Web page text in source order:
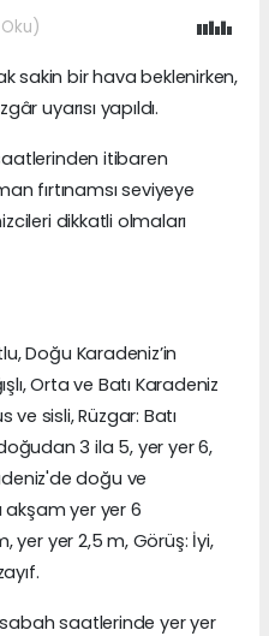
sakin bir hava beklenirken,
uyarısı yapıldı.
itibaren
fırtınamsı seviyeye
dikkatli olmaları
Doğu Karadeniz’in
Orta ve Batı Karadeniz
sisli, Rüzgar: Batı
3 ila 5, yer yer 6,
doğu ve
akşam yer yer 6
yer yer 2,5 m, Görüş: İyi,
saatlerinde yer yer